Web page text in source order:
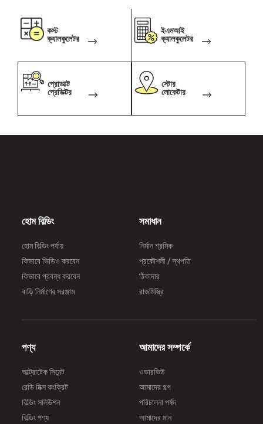
तरह मजबूती प्रदान करता है. रेती - अच्छे क्वालिटी की
‘नदी की रेती’ (रिवर-सैंड) या ‘निर्मित रेती (एम-सैंड),
जिसमें मिट्टी की मात्रा कम से कम हो, वही रेती का
भी कहा जाता है. इसका प्रमुख काम कॉंक्रीट को मजबूती
देना होता है. एक समान आकार की क्यूबिकल या एंगुलर
के साथ साथ अच्छी भुनी हुई मज़बूत और टिकाऊ ईंटों का
इस्तमाल करें। ध्यान में रखे के आप सबसे अच्छे क्वालिटी
কস্ট
ক্যালকুলেটর
ইএমআই
ক্যালকুলেটর
প্রোডাক্ট
প্রেডিক্টর
স্টোর
লোকেটার
হোম বিল্ডিং
হোম বিল্ডিং পর্যায়
কিভাবে ভিডিও করবেন
কিভাবে প্রবন্ধ করবেন
বাড়ি নির্মাণের সরঞ্জাম
সমাধান
নির্মান শ্রমিক
প্রকৌশলী / স্থপতি
ঠিকাদার
রাজমিস্ত্রি
পণ্য
আল্ট্রাটেক সিমেন্ট
রেডি মিক্স কংক্রিট
বিল্ডিং সলিউশন
বিল্ডিং পণ্য
আমাদের সম্পর্কে
ওভারভিউ
আমাদের গল্প
পরিচালনা পর্ষদ
আমাদের মান